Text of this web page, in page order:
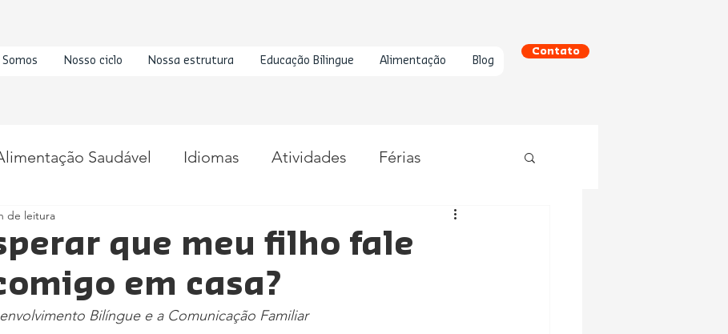
Nosso ciclo Nossa estrutura Educação Bilingue Alimentação Blog
Contato
Saudável Idiomas Atividades Férias
que meu filho fale
em casa?
de leitura
Bilíngue e a Comunicação Familiar